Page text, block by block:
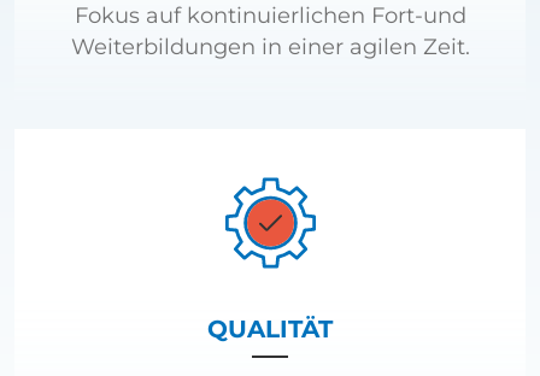
Fokus auf kontinuierlichen Fort-und
Weiterbildungen in einer agilen Zeit.
QUALITÄT